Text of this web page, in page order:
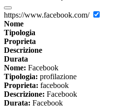
https://www.facebook.com/
Nome
Tipologia
Proprieta
Descrizione
Durata
Nome: Facebook
Tipologia: profilazione
Proprieta: facebook
Descrizione: Facebook
Durata: Facebook